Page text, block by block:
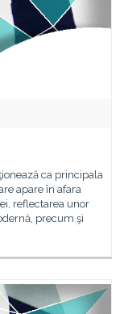
ca principala
apare în afara
reflectarea unor
precum şi